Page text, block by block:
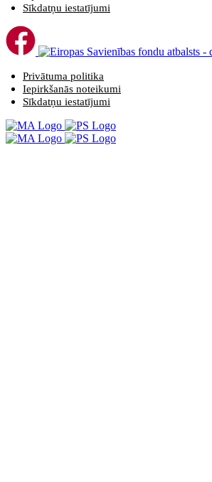
Sīkdatņu iestatījumi
Privātuma politika
Iepirkšanās noteikumi
Sīkdatņu iestatījumi